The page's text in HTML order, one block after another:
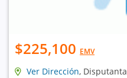
$225,100 EMV
Ver Dirección,